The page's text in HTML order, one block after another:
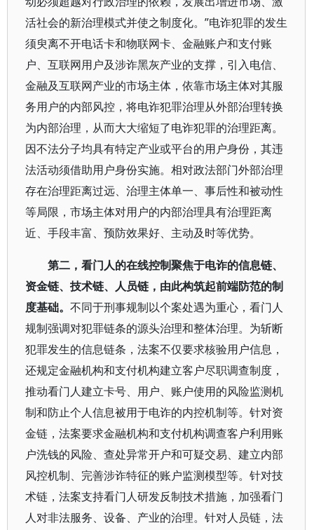
活社会的新治理模式并使之制度化。”电诈犯罪的发生
须臾离不开电话卡和物联网卡、金融账户和支付账
户、互联网用户及涉诈黑灰产业的支撑，引入电信、
金融及互联网产业的市场主体，依靠市场主体对其服
务用户的内部风控，将电诈犯罪治理从外部治理转换
为内部治理，从而大大缩短了电诈犯罪的治理距离。
因不法分子均具有特定产业或平台的用户身份，其违
法活动须借助用户身份实施。相对政法部门外部治理
存在治理距离过远、治理主体单一、事后性和被动性
等局限，市场主体对用户的内部治理具有治理距离
近、手段丰富、预防效果好、主动及时等优势。
第二，看门人的在线控制聚焦于电诈的信息链、
资金链、技术链、人员链，由此构筑起前端防范的制
度基础。 不同于刑事规制以个案处遇为重心，看门人
规制强调对犯罪链条的源头治理和整体治理。为斩断
犯罪发生的信息链条，法案不仅要求核验用户信息，
还规定金融机构和支付机构建立客户尽职调查制度，
推动看门人建立卡号、用户、账户使用的风险监测机
制和防止个人信息被用于电诈的内控机制等。针对资
金链，法案要求金融机构和支付机构调查客户利用账
户洗钱的风险、查处异常开户和可疑交易、建立内部
风控机制、完善涉诈特征的账户监测模型等。针对技
术链，法案支持看门人研发反制技术措施，加强看门
人对非法服务、设备、产业的治理。针对人员链，法